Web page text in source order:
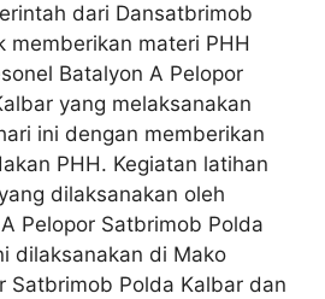
dari Dansatbrimob
memberikan materi PHH
Batalyon A Pelopor
yang melaksanakan
ini dengan memberikan
PHH. Kegiatan latihan
dilaksanakan oleh
Pelopor Satbrimob Polda
dilaksanakan di Mako
Satbrimob Polda Kalbar dan